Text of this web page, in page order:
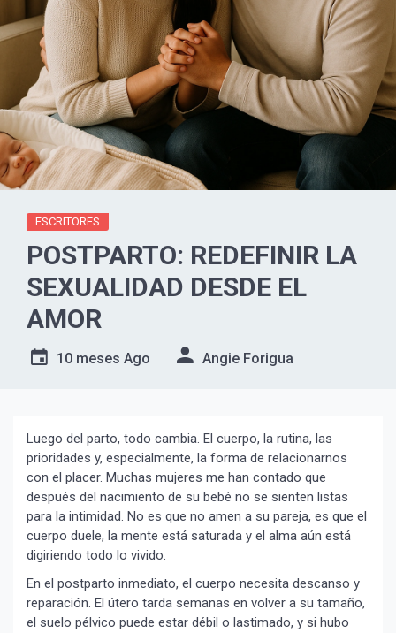
ESCRITORES
POSTPARTO: REDEFINIR LA
SEXUALIDAD DESDE EL
AMOR
10 meses Ago Angie Forigua
Luego del parto, todo cambia. El cuerpo, la rutina, las
prioridades y, especialmente, la forma de relacionarnos
con el placer. Muchas mujeres me han contado que
después del nacimiento de su bebé no se sienten listas
para la intimidad. No es que no amen a su pareja, es que el
cuerpo duele, la mente está saturada y el alma aún está
digiriendo todo lo vivido.
En el postparto inmediato, el cuerpo necesita descanso y
reparación. El útero tarda semanas en volver a su tamaño,
el suelo pélvico puede estar débil o lastimado, y si hubo